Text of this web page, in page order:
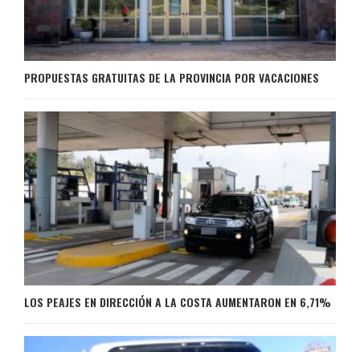
PROPUESTAS GRATUITAS DE LA PROVINCIA POR VACACIONES
LOS PEAJES EN DIRECCIÓN A LA COSTA AUMENTARON EN 6,71%